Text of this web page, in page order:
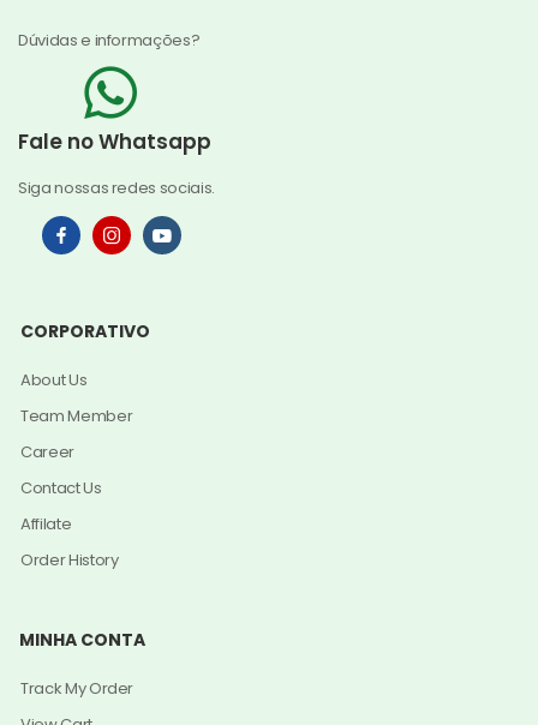
Dúvidas e informações?
Fale no Whatsapp
Siga nossas redes sociais.
CORPORATIVO
About Us
Team Member
Career
Contact Us
Affilate
Order History
MINHA CONTA
Track My Order